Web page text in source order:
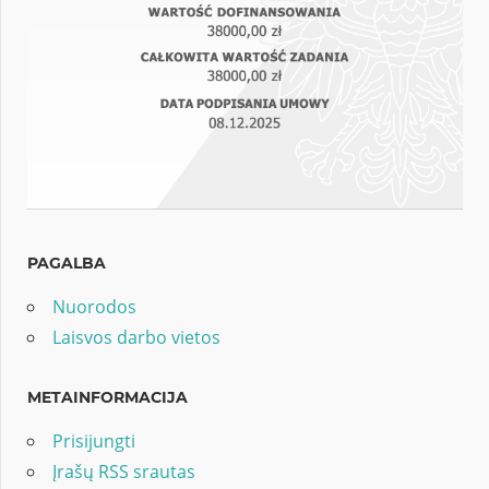
PAGALBA
Nuorodos
Laisvos darbo vietos
METAINFORMACIJA
Prisijungti
Įrašų RSS srautas